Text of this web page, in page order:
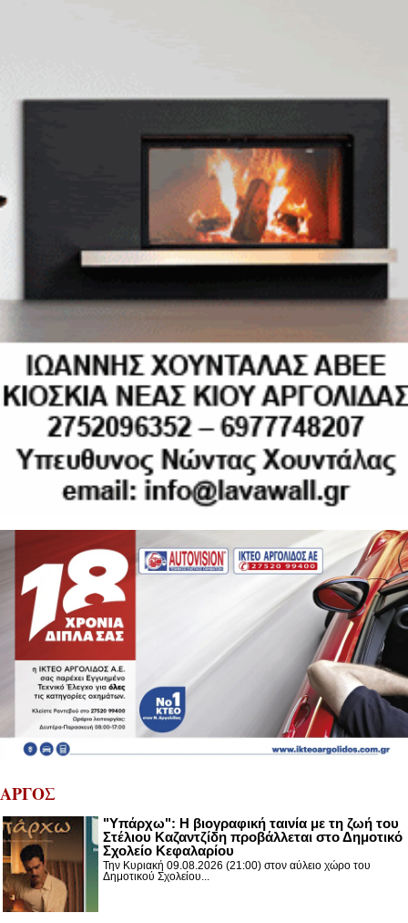
ΑΡΓΟΣ
"Υπάρχω": Η βιογραφική ταινία με τη ζωή του
Στέλιου Καζαντζίδη προβάλλεται στο Δημοτικό
Σχολείο Κεφαλαρίου
Την Κυριακή 09.08.2026 (21:00) στον αύλειο χώρο του
Δημοτικού Σχολείου...